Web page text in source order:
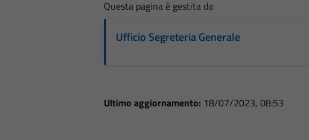
Questa pagina è gestita da
Ufficio Segreteria Generale
Ultimo aggiornamento: 18/07/2023, 08:53